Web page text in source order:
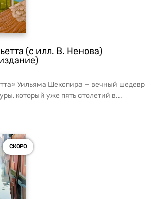
(с илл. В. Ненова)
Уильяма Шекспира — вечный шедевр
который уже пять столетий в...
СКОРО